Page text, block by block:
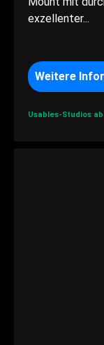
exzellenter...
Weitere
Usables-Studios ab